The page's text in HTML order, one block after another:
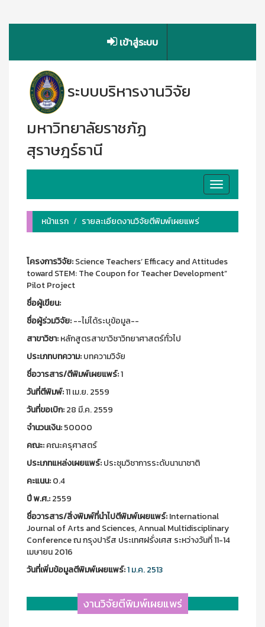
เข้าสู่ระบบ
ระบบบริหารงานวิจัย
มหาวิทยาลัยราชภัฏ
สุราษฎร์ธานี
Toggle
navigation
หน้าแรก
รายละเอียดงานวิจัยตีพิมพ์เผยแพร่
โครงการวิจัย:Science Teachers’ Efficacy and Attitudes
toward STEM: The Coupon for Teacher Development”
Pilot Project
ชื่อผู้เขียน:
ชื่อผู้ร่วมวิจัย:--ไม่ได้ระบุข้อมูล--
สาขาวิชา:หลักสูตรสาขาวิชาวิทยาศาสตร์ทั่วไป
ประเภทบทความ:บทความวิจัย
ชื่อวารสาร/ตีพิมพ์เผยแพร์:1
วันที่ตีพิมพ์:11 เม.ย. 2559
วันที่ขอเบิก:28 มี.ค. 2559
จำนวนเงิน:50000
คณะ:คณะครุศาสตร์
ประเภทแหล่งเผยแพร์:ประชุมวิชาการระดับนานาชาติ
คะแนน:0.4
ปี พ.ศ.:2559
ชื่อวารสาร/สิ่งพิมพ์ที่นำไปตีพิมพ์เผยแพร์:International
Journal of Arts and Sciences, Annual Multidisciplinary
Conference ณ กรุงปารีส ประเทศฝรั่งเศส ระหว่างวันที่ 11-14
เมษายน 2016
วันที่เพิ่มข้อมูลตีพิมพ์เผยแพร์:1 ม.ค. 2513
งานวิจัยตีพิมพ์เผยแพร่